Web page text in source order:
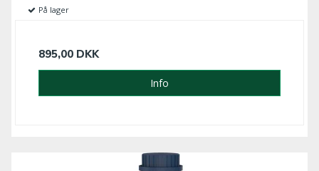
På lager
895,00 DKK
Info